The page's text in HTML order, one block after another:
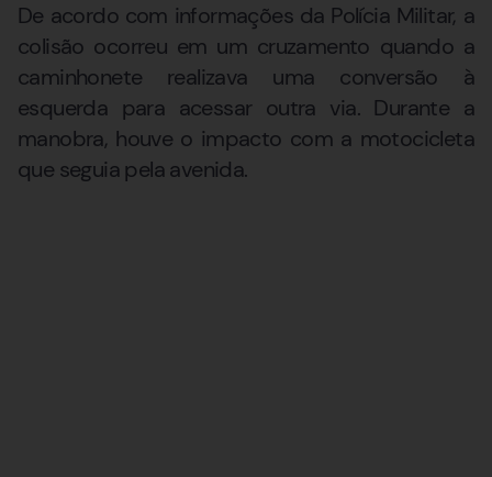
De acordo com informações da Polícia Militar, a
colisão ocorreu em um cruzamento quando a
caminhonete realizava uma conversão à
esquerda para acessar outra via. Durante a
manobra, houve o impacto com a motocicleta
que seguia pela avenida.